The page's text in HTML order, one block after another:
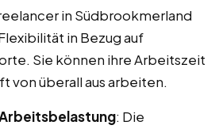
in Südbrookmerland
in Bezug auf
Sie können ihre Arbeitszeit
von überall aus arbeiten.
: Die